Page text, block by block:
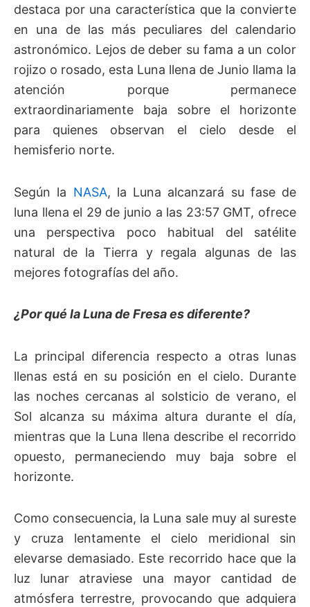
destaca por una característica que la convierte
en una de las más peculiares del calendario
astronómico. Lejos de deber su fama a un color
rojizo o rosado, esta Luna llena de Junio llama la
atención porque permanece
extraordinariamente baja sobre el horizonte
para quienes observan el cielo desde el
hemisferio norte.
Según la NASA, la Luna alcanzará su fase de
luna llena el 29 de junio a las 23:57 GMT, ofrece
una perspectiva poco habitual del satélite
natural de la Tierra y regala algunas de las
mejores fotografías del año.
¿Por qué la Luna de Fresa es diferente?
La principal diferencia respecto a otras lunas
llenas está en su posición en el cielo. Durante
las noches cercanas al solsticio de verano, el
Sol alcanza su máxima altura durante el día,
mientras que la Luna llena describe el recorrido
opuesto, permaneciendo muy baja sobre el
horizonte.
Como consecuencia, la Luna sale muy al sureste
y cruza lentamente el cielo meridional sin
elevarse demasiado. Este recorrido hace que la
luz lunar atraviese una mayor cantidad de
atmósfera terrestre, provocando que adquiera